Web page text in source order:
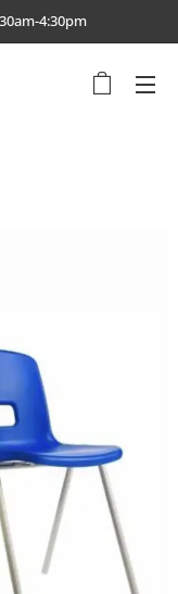
4:30pm